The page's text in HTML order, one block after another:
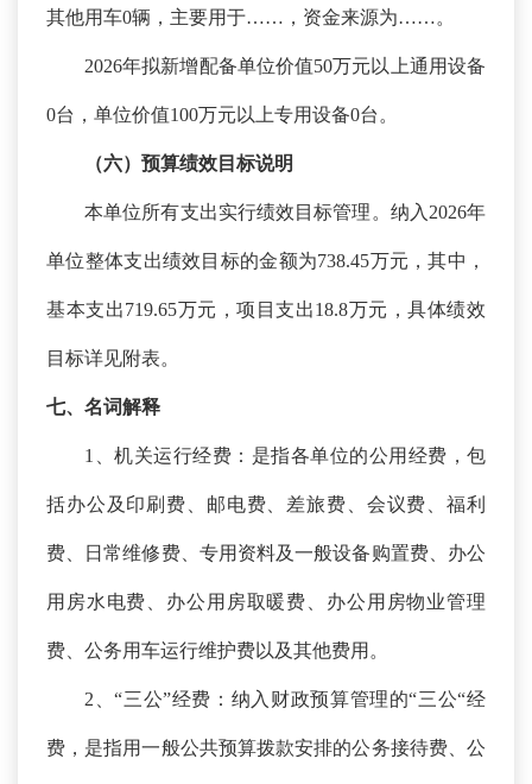
其他用车0辆，主要用于……，资金来源为……。
2026年拟新增配备单位价值50万元以上通用设备
0台，单位价值100万元以上专用设备0台。
（六）预算绩效 目标说明
本单位所有支出实行绩效目标管理。纳入 2026年
单位整体支出绩效目标的金额为738.45万元，其中，
基本支出719.65万元，项目支出18.8万元，具体绩效
目标详见附表。
七、名词解释
1、机关运行经费：是指各单位的公用经费，包
括办公及印刷费、邮电费、差旅费、会议费、福利
费、日常维修费、专用资料及一般设备购置费、办公
用房水电费、办公用房取暖费、办公用房物业管理
费、公务用车运行维护费以及其他费用。
2、“三公”经费：纳入财政预算管理的“三公“经
费，是指用一般公共预算拨款安排的公务接待费、公